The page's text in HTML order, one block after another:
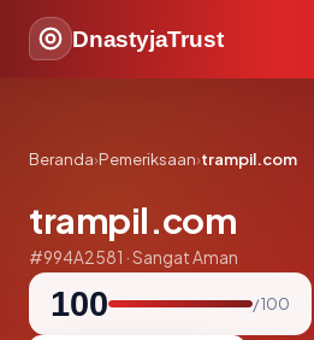
DnastyjaTrust
Beranda›Pemeriksaan›trampil.com
trampil.com
#994A2581 · Sangat Aman
100 / 100